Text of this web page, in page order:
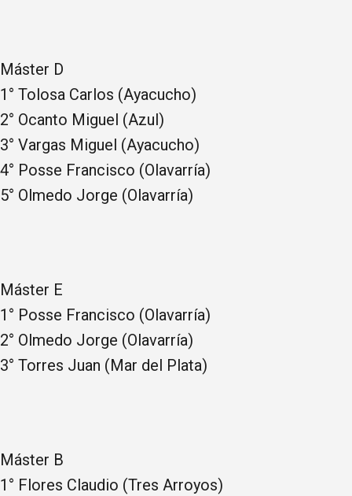
Máster D
1° Tolosa Carlos (Ayacucho)
2° Ocanto Miguel (Azul)
3° Vargas Miguel (Ayacucho)
4° Posse Francisco (Olavarría)
5° Olmedo Jorge (Olavarría)
Máster E
1° Posse Francisco (Olavarría)
2° Olmedo Jorge (Olavarría)
3° Torres Juan (Mar del Plata)
Máster B
1° Flores Claudio (Tres Arroyos)